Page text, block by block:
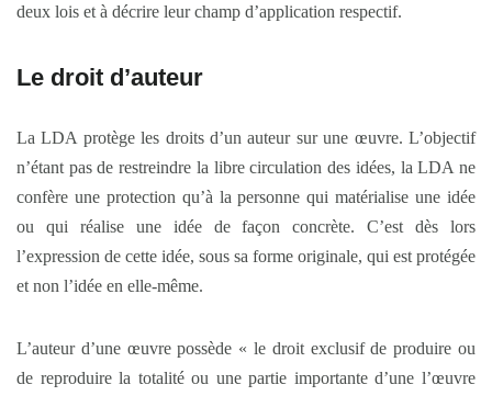
deux lois et à décrire leur champ d’application respectif.
Le droit d’auteur
La LDA protège les droits d’un auteur sur une œuvre. L’objectif
n’étant pas de restreindre la libre circulation des idées, la LDA ne
confère une protection qu’à la personne qui matérialise une idée
ou qui réalise une idée de façon concrète. C’est dès lors
l’expression de cette idée, sous sa forme originale, qui est protégée
et non l’idée en elle-même.
L’auteur d’une œuvre possède « le droit exclusif de produire ou
de reproduire la totalité ou une partie importante d’une l’œuvre